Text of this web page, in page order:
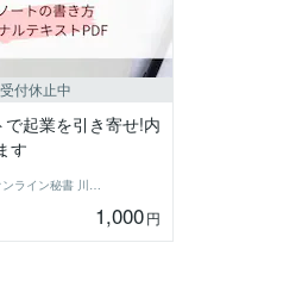
受付休止中
起業を引き寄せ!内
す
HSP専門オンライン秘書 川上るい
1,000円